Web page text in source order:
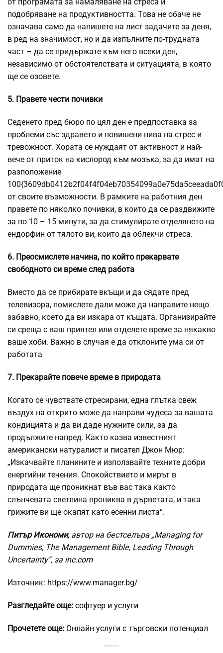
подобряване на продуктивността. Това не обаче не
означава само да напишете на лист задачите за деня,
в ред на значимост, но и да изпълните по-трудната
част – да се придържате към него всеки ден,
независимо от обстоятелствата и ситуацията, в която
ще се озовете.
5. Правете чести почивки
Седенето пред бюро по цял ден е предпоставка за
проблеми със здравето и повишени нива на стрес и
тревожност. Хората се нуждаят от активност и най-
вече от приток на кислород към мозъка, за да имат на
разположение
от своите възможности. В рамките на работния ден
правете по няколко почивки, в които да се раздвижите
за по 10 – 15 минути, за да стимулирате отделянето на
ендорфин от тялото ви, които да облекчи стреса.
6. Преосмислете начина, по който прекарвате
свободното си време след работа
Вместо да се прибирате вкъщи и да сядате пред
телевизора, помислете дали може да направите нещо
забавно, което да ви изкара от къщата. Организирайте
си среща с ваш приятел или отделете време за някакво
ваше хоби. Важно в случая е да отклоните ума си от
работата
7. Прекарайте повече време в природата
Когато се чувствате стресирани, една глътка свеж
въздух на открито може да направи чудеса за вашата
кондицията и да ви даде нужните сили, за да
продължите напред. Както казва известният
американски натуралист и писател Джон Мюр:
„Изкачвайте планините и използвайте техните добри
енергийни течения. Спокойствието и мирът в
природата ще проникнат във вас така както
слънчевата светлина прониква в дърветата, и така
грижите ви ще окапят като есенни листа“.
Питър Икономи, автор на бестселъра „Managing for
Dummies, The Management Bible, Leading Through
Uncertainty“, за inc.com
Източник: https://www.manager.bg/
Разгледайте още: софтуер и услуги
Прочетете още: Онлайн услуги с търговски потенциал